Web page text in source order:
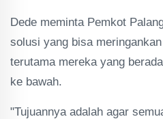
Dede meminta Pemkot
solusi yang bisa
terutama mereka yang
ke bawah.
"Tujuannya adalah agar